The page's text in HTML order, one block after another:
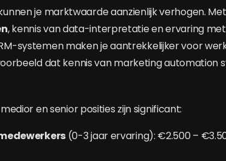
je marktwaarde aanzienlijk verhogen.
, kennis van data-interpretatie en ervaring
systemen maken je aantrekkelijker voor
dat kennis van marketing automation
en senior posities zijn significant:
(0-3 jaar ervaring): €2.500 –